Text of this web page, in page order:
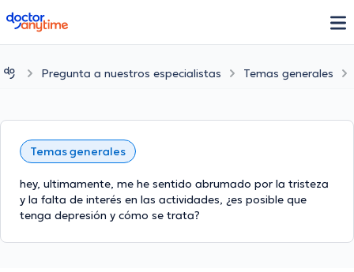
doctoranytime
Pregunta a nuestros especialistas Temas generales
Temas generales
hey, ultimamente, me he sentido abrumado por la tristeza
y la falta de interés en las actividades, ¿es posible que
tenga depresión y cómo se trata?